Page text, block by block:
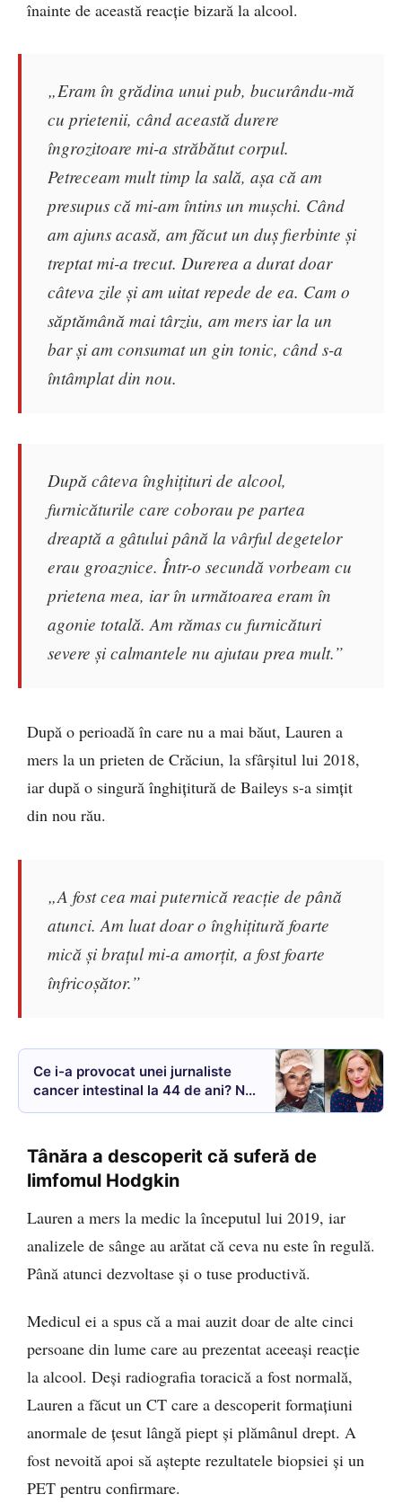
înainte de această reacție bizară la alcool.
„Eram în grădina unui pub, bucurându-mă
cu prietenii, când această durere
îngrozitoare mi-a străbătut corpul.
Petreceam mult timp la sală, așa că am
presupus că mi-am întins un mușchi. Când
am ajuns acasă, am făcut un duș fierbinte și
treptat mi-a trecut. Durerea a durat doar
câteva zile și am uitat repede de ea. Cam o
săptămână mai târziu, am mers iar la un
bar și am consumat un gin tonic, când s-a
întâmplat din nou.
După câteva înghițituri de alcool,
furnicăturile care coborau pe partea
dreaptă a gâtului până la vârful degetelor
erau groaznice. Într-o secundă vorbeam cu
prietena mea, iar în următoarea eram în
agonie totală. Am rămas cu furnicături
severe și calmantele nu ajutau prea mult.”
După o perioadă în care nu a mai băut, Lauren a
mers la un prieten de Crăciun, la sfârșitul lui 2018,
iar după o singură înghițitură de Baileys s-a simțit
din nou rău.
„A fost cea mai puternică reacție de până
atunci. Am luat doar o înghițitură foarte
mică și brațul mi-a amorțit, a fost foarte
înfricoșător.”
Ce i-a provocat unei jurnaliste
cancer intestinal la 44 de ani? Nu
fuma, nu bea și avea o greutate
Tânăra a descoperit că suferă de
limfomul Hodgkin
Lauren a mers la medic la începutul lui 2019, iar
analizele de sânge au arătat că ceva nu este în regulă.
Până atunci dezvoltase și o tuse productivă.
Medicul ei a spus că a mai auzit doar de alte cinci
persoane din lume care au prezentat aceeași reacție
la alcool. Deși radiografia toracică a fost normală,
Lauren a făcut un CT care a descoperit formațiuni
anormale de țesut lângă piept și plămânul drept. A
fost nevoită apoi să aștepte rezultatele biopsiei și un
PET pentru confirmare.